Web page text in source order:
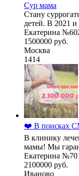
Сур мама
Стану
детей. В 2021 и
Екатерина
1500000 руб.
Москва
1414
❤️ В поисках
В клинику
мамы! Мы
Екатерина
2100000 руб.
Иваново